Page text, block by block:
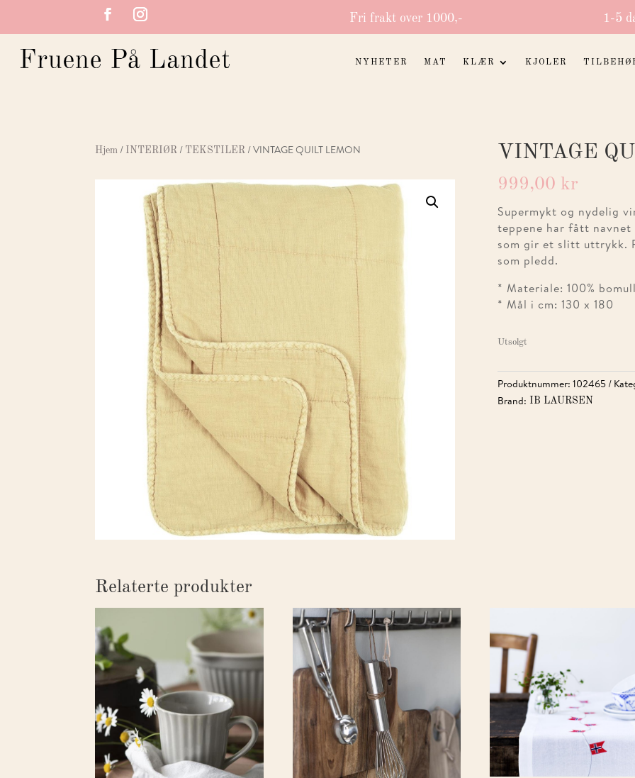
Fri frakt over 1000,- 1-5
NYHETER MAT KLÆR KJOLER
Hjem / INTERIØR / TEKSTILER / VINTAGE QUILT LEMON VINTAGE
999,00 kr
Supermykt og nydelig
teppene har fått
som gir et slitt uttrykk.
som pledd.
* Materiale: 100%
* Mål i cm: 130 x 180
Utsolgt
Produktnummer: 102465
Brand: IB LAURSEN
Relaterte produkter